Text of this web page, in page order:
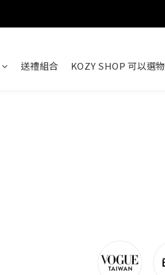
送禮組合 KOZY SHOP 可以選物